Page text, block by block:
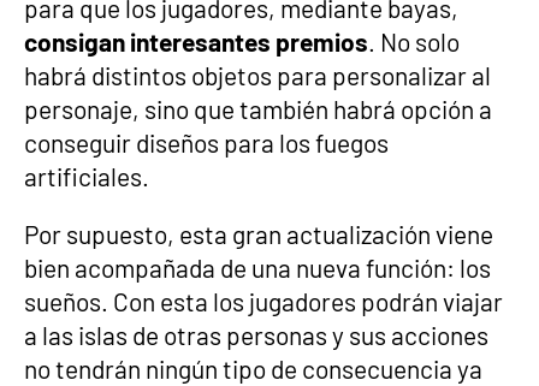
para que los jugadores, mediante bayas,
consigan interesantes premios. No solo
habrá distintos objetos para personalizar al
personaje, sino que también habrá opción a
conseguir diseños para los fuegos
artificiales.
Por supuesto, esta gran actualización viene
bien acompañada de una nueva función: los
sueños. Con esta los jugadores podrán viajar
a las islas de otras personas y sus acciones
no tendrán ningún tipo de consecuencia ya